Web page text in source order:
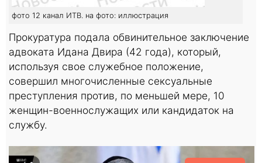
фото 12 канал ИТВ. на фото: иллюстрация
Прокуратура подала обвинительное заключение
адвоката Идана Двира (42 года), который,
используя свое служебное положение,
совершил многочисленные сексуальные
преступления против, по меньшей мере, 10
женщин-военнослужащих или кандидаток на
службу.